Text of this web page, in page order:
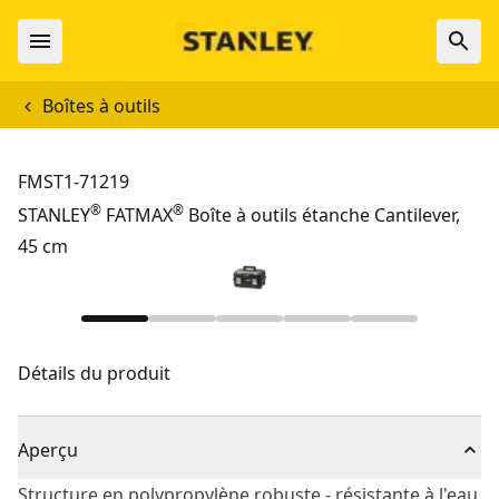
Boîtes à outils
FMST1-71219
STANLEY® FATMAX® Boîte à outils étanche Cantilever,
45 cm
Détails du produit
Aperçu